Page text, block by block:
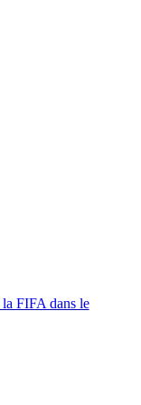
FIFA dans le